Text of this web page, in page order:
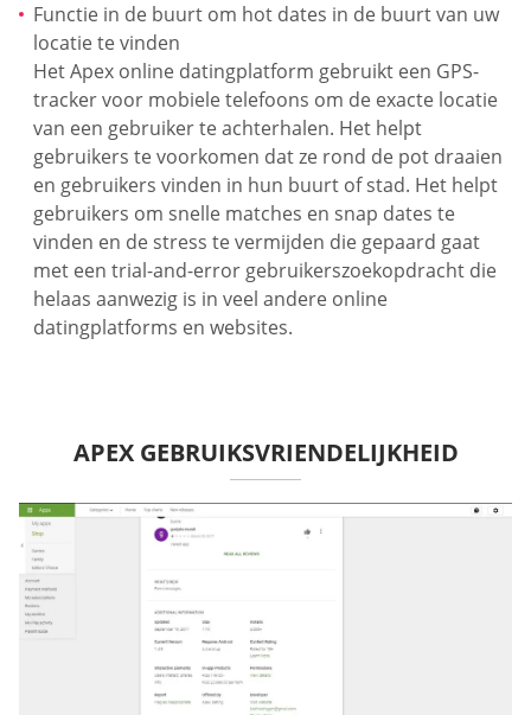
Functie in de buurt om hot dates in de buurt van uw
locatie te vinden
Het Apex online datingplatform gebruikt een GPS-
tracker voor mobiele telefoons om de exacte locatie
van een gebruiker te achterhalen. Het helpt
gebruikers te voorkomen dat ze rond de pot draaien
en gebruikers vinden in hun buurt of stad. Het helpt
gebruikers om snelle matches en snap dates te
vinden en de stress te vermijden die gepaard gaat
met een trial-and-error gebruikerszoekopdracht die
helaas aanwezig is in veel andere online
datingplatforms en websites.
APEX GEBRUIKSVRIENDELIJKHEID